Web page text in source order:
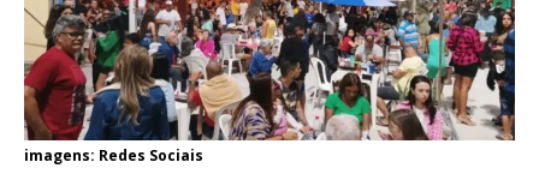
imagens: Redes Sociais